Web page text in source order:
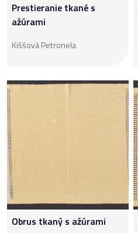
Prestieranie tkané s
ažúrami
Kiššová Petronela
Obrus tkaný s ažúrami